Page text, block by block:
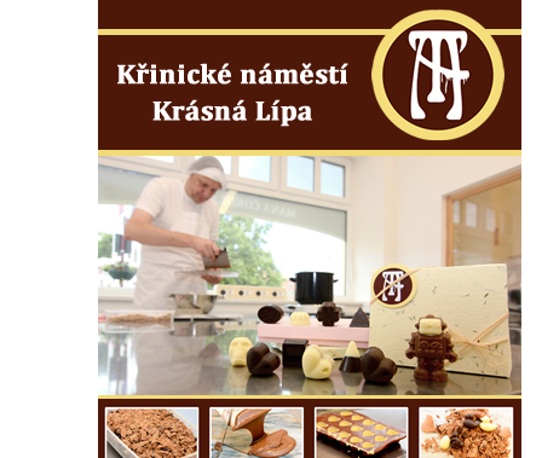
Mikulášovicích
Kříž manželů Endlerových u továrního
objektu v Mikulášovicích
Kříž u silnice východně od Mikulášovic
Meyerův kříž východně od Mikulášovic
Kříž u rozcestí k větrnému mlýnu Světlík v
Horním Podluží
Kříž u domu čp. 1016 v Mikulášovicích
Herltův kříž u Mikova v Mikulášovicích
Kříž u Borských u domu čp. 859 v
Mikulášovicích